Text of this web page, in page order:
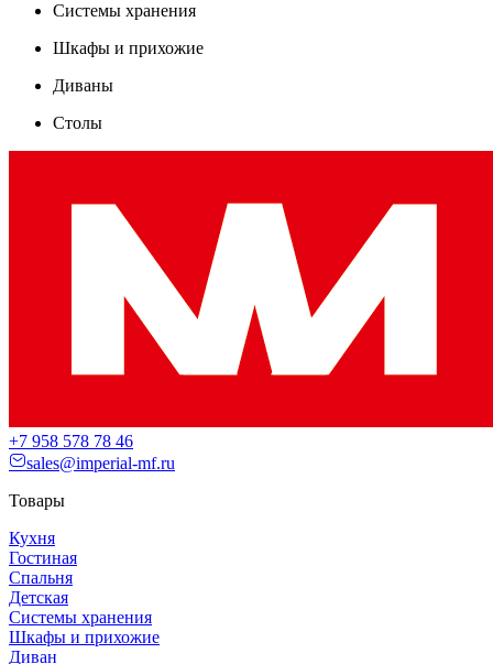
Системы хранения
Шкафы и прихожие
Диваны
Столы
+7 958 578 78 46
sales@imperial-mf.ru
Товары
Кухня
Гостиная
Спальня
Детская
Системы хранения
Шкафы и прихожие
Диван